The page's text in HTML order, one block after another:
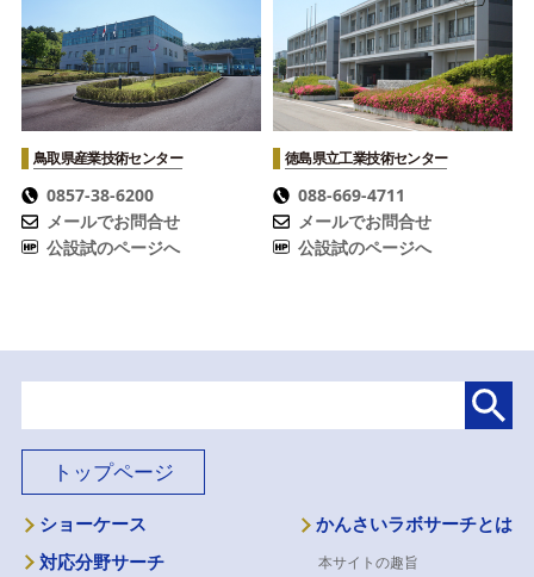
鳥取県産業技術センター
0857-38-6200
メールでお問合せ
公設試のページへ
徳島県立工業技術センター
088-669-4711
メールでお問合せ
公設試のページへ
トップページ
ショーケース
対応分野サーチ
かんさいラボサーチとは
本サイトの趣旨